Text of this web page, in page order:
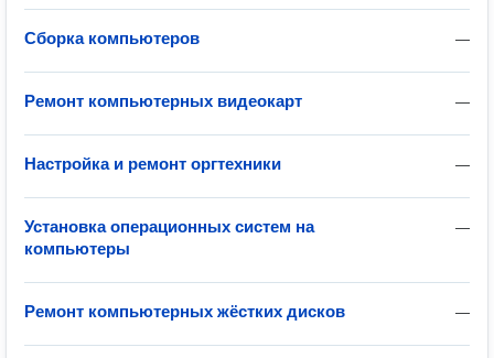
—
Сборка компьютеров
—
Ремонт компьютерных видеокарт
—
Настройка и ремонт оргтехники
—
Установка операционных систем на
компьютеры
—
Ремонт компьютерных жёстких дисков